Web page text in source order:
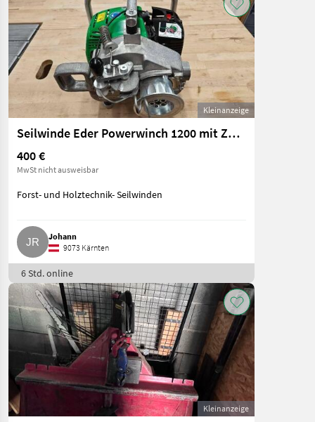
Kleinanzeige
Seilwinde Eder Powerwinch 1200 mit Zubehör
400 €
MwSt nicht ausweisbar
Forst- und Holztechnik- Seilwinden
Johann
9073 Kärnten
6 Std. online
Kleinanzeige